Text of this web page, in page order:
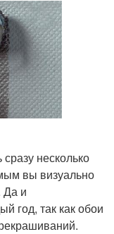
несколько
вы визуально
Да и
год, так как обои